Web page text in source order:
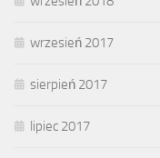
wrzesień 2017
sierpień 2017
lipiec 2017